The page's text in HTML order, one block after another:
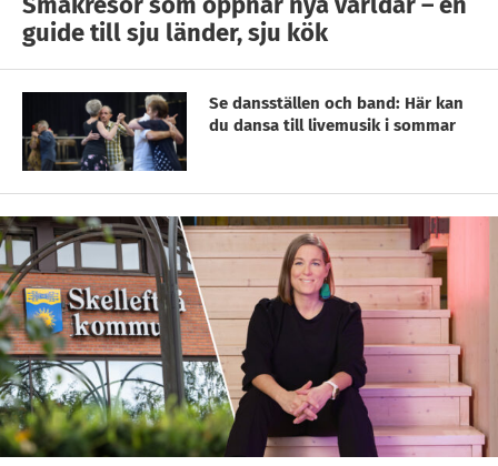
guide till sju länder, sju kök
Se dansställen och band: Här kan
du dansa till livemusik i sommar